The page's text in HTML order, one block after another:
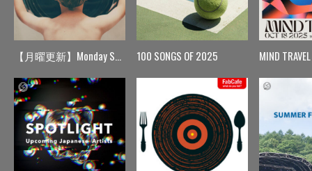
【月曜更新】Monday Spin 100 SONGS OF 2025 MIND TRAVEL